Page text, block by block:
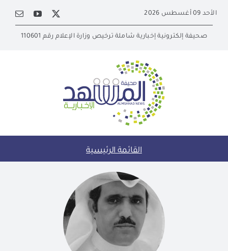
content
الأحد 09 أغسطس 2026
صحيفة إلكترونية إخبارية شاملة ترخيص وزارة الإعلام رقم 110601
القائمة الرئيسية